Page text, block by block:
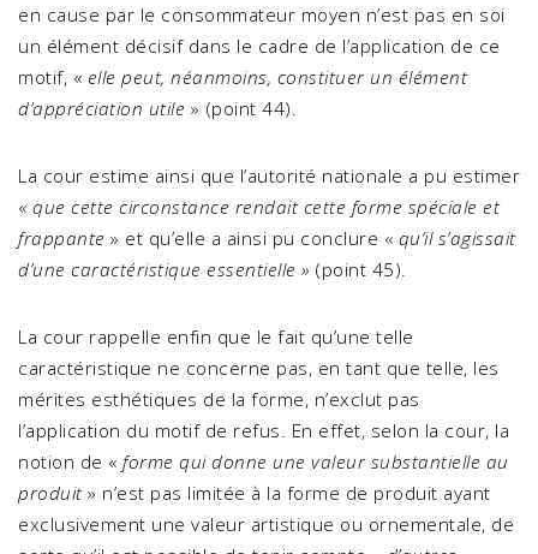
en cause par le consommateur moyen n’est pas en soi
un élément décisif dans le cadre de l’application de ce
motif, « elle peut, néanmoins, constituer un élément
d’appréciation utile » (point 44).
La cour estime ainsi que l’autorité nationale a pu estimer
« que cette circonstance rendait cette forme spéciale et
frappante » et qu’elle a ainsi pu conclure « qu’il s’agissait
d’une caractéristique essentielle » (point 45).
La cour rappelle enfin que le fait qu’une telle
caractéristique ne concerne pas, en tant que telle, les
mérites esthétiques de la forme, n’exclut pas
l’application du motif de refus. En effet, selon la cour, la
notion de « forme qui donne une valeur substantielle au
produit» n’est pas limitée à la forme de produit ayant
exclusivement une valeur artistique ou ornementale, de